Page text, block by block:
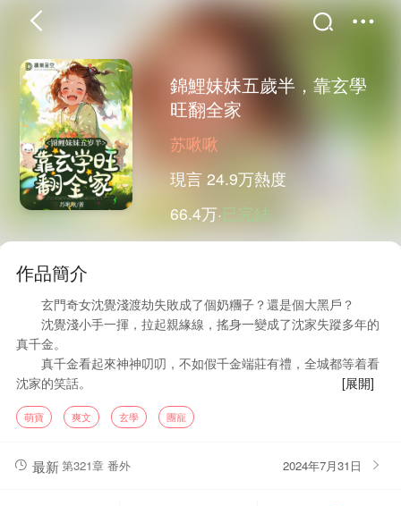
錦鯉妹妹五歲半，靠玄學
旺翻全家
苏啾啾
現言 24.9万熱度
66.4万·已完結
作品簡介
玄門奇女沈覺淺渡劫失敗成了個奶糰子？還是個大黑戶？
沈覺淺小手一揮，拉起親緣線，搖身一變成了沈家失蹤多年的
真千金。
真千金看起來神神叨叨，不如假千金端莊有禮，全城都等着看
沈家的笑話。
但誰也沒想到。
真千金到家第一天，沈家有名的紈絝子弟改邪歸正，用功讀
真千金到家一個月，卧床不起的沈老爺每天早起晨練了。
[展開]
萌寶 爽文 玄學 團寵
最新第321章 番外 2024年7月31日
首頁 分類 精選
排行